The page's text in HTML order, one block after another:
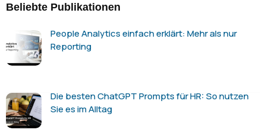
Beliebte Publikationen
People Analytics einfach erklärt: Mehr als nur
Reporting
Die besten ChatGPT Prompts für HR: So nutzen
Sie es im Alltag